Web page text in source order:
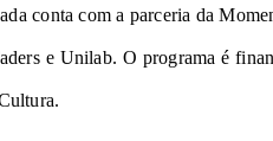
conta com a parceria da
e Unilab. O programa é